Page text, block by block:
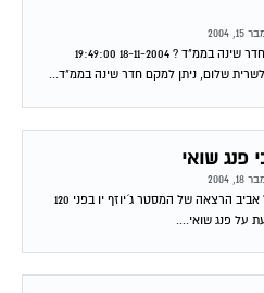
2004
הי הייתי רוצה לדעת האם נכון למקם חדר שינה בממ"ד ? 18-11-2004 19:49:00
פנג שואי
2004
ב15 החודש התקיימה בבית דניאל בתל אביב הרצאה של המסטר ג´יוזף יו בפני 120
על פנג שואי....